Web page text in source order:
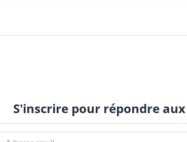
S'inscrire pour répondre